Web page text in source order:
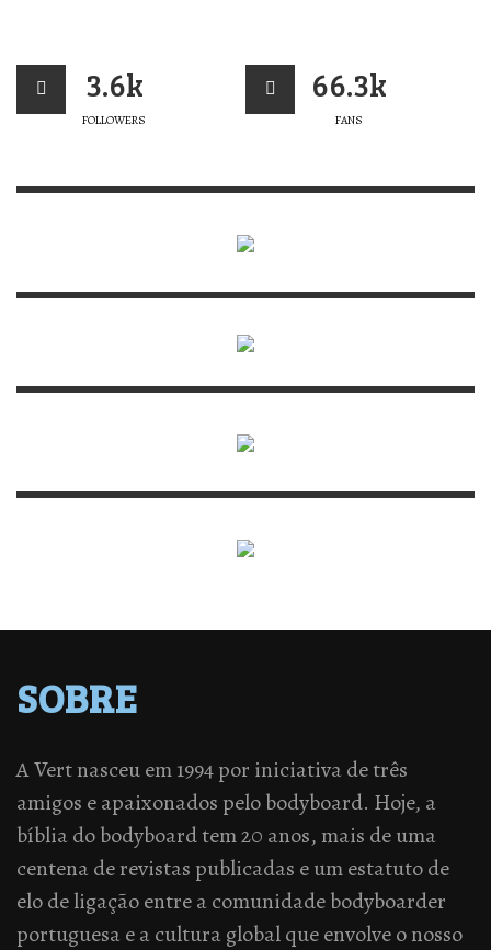
3.6k
FOLLOWERS
66.3k
FANS
SOBRE
A Vert nasceu em 1994 por iniciativa de três
amigos e apaixonados pelo bodyboard. Hoje, a
bíblia do bodyboard tem 20 anos, mais de uma
centena de revistas publicadas e um estatuto de
elo de ligação entre a comunidade bodyboarder
portuguesa e a cultura global que envolve o nosso